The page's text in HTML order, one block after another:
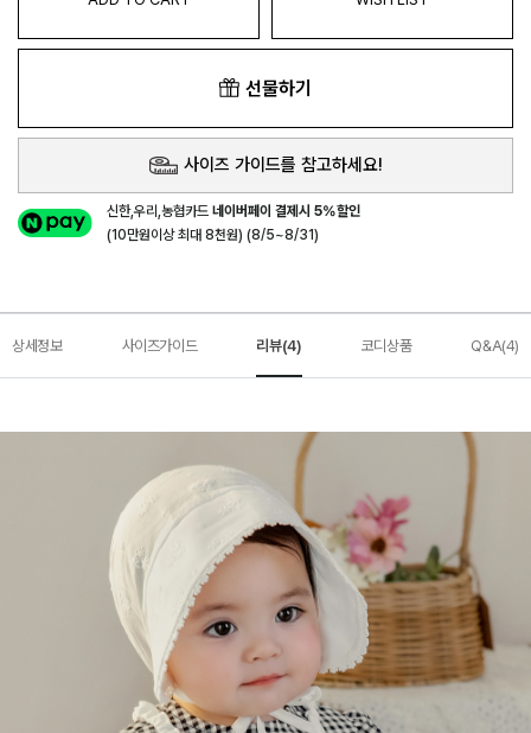
선물하기
사이즈 가이드를 참고하세요!
신한,우리,농협카드네이버페이 결제시 5%할인
(10만원이상 최대 8천원) (8/5~8/31)
상세정보 사이즈가이드 리뷰(4) 코디상품 Q&A(4)